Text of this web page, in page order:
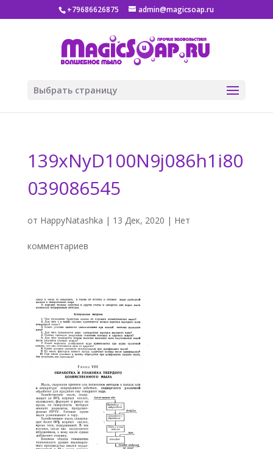
+79686626875 admin@magicsoap.ru
Выбрать страницу
139xNyD100N9j086h1i80
039086545
от HappyNatashka | 13 Дек, 2020 | Нет
комментариев